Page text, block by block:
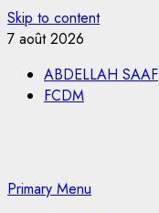
Skip to content
7 août 2026
ABDELLAH SAAF
FCDM
Primary Menu